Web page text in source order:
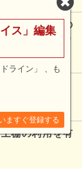
理システムの
企業」という
制度を創設、
「見える化」
棚の利用を有
ス」編集
ライン」 、も
ますぐ登録する